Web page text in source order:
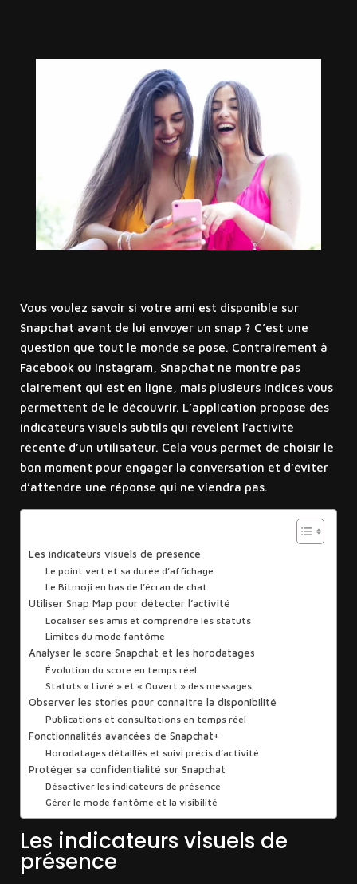
Vous voulez savoir si votre ami est disponible sur
Snapchat avant de lui envoyer un snap ? C’est une
question que tout le monde se pose. Contrairement à
Facebook ou Instagram, Snapchat ne montre pas
clairement qui est en ligne, mais plusieurs indices vous
permettent de le découvrir. L’application propose des
indicateurs visuels subtils qui révèlent l’activité
récente d’un utilisateur. Cela vous permet de choisir le
bon moment pour engager la conversation et d’éviter
d’attendre une réponse qui ne viendra pas.
Les indicateurs visuels de présence
Le point vert et sa durée d’affichage
Le Bitmoji en bas de l’écran de chat
Utiliser Snap Map pour détecter l’activité
Localiser ses amis et comprendre les statuts
Limites du mode fantôme
Analyser le score Snapchat et les horodatages
Évolution du score en temps réel
Statuts « Livré » et « Ouvert » des messages
Observer les stories pour connaître la disponibilité
Publications et consultations en temps réel
Fonctionnalités avancées de Snapchat+
Horodatages détaillés et suivi précis d’activité
Protéger sa confidentialité sur Snapchat
Désactiver les indicateurs de présence
Gérer le mode fantôme et la visibilité
Les indicateurs visuels de
présence